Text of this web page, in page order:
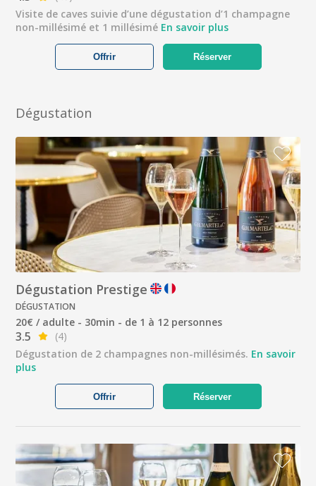
Visite de caves suivie d’une dégustation d’1 champagne
non-millésimé et 1 millésimé En savoir plus
Réserver
Offrir
Dégustation
Dégustation Prestige
DÉGUSTATION
20€ / adulte - 30min - de 1 à 12 personnes
3.5
(4)
Dégustation de 2 champagnes non-millésimés. En savoir
plus
Réserver
Offrir